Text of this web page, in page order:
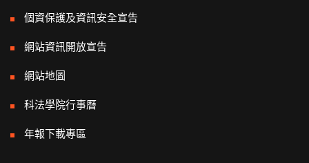
個資保護及資訊安全宣告
網站資訊開放宣告
網站地圖
科法學院行事曆
年報下載專區